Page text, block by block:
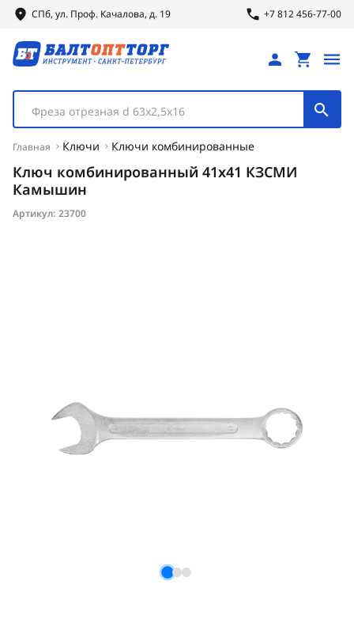
СПб, ул. Проф. Качалова, д. 19 +7 812 456-77-00
Фреза отрезная d 63х2,5х16
Главная Ключи Ключи комбинированные
Ключ комбинированный 41х41 КЗСМИ
Камышин
Артикул: 23700